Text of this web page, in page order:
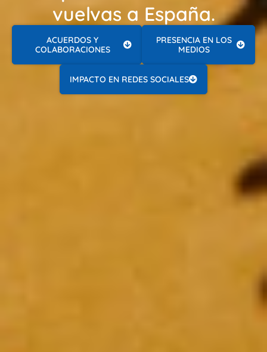
vuelvas a España.
ACUERDOS Y
COLABORACIONES
PRESENCIA EN LOS
MEDIOS
IMPACTO EN REDES SOCIALES